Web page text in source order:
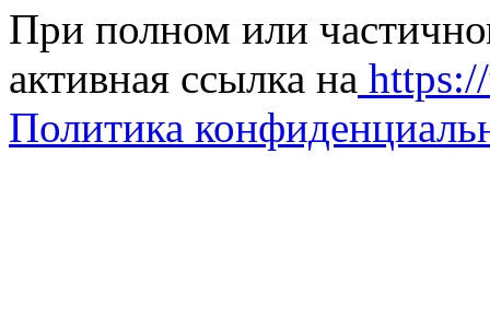
При полном или
активная ссылка на
Политика